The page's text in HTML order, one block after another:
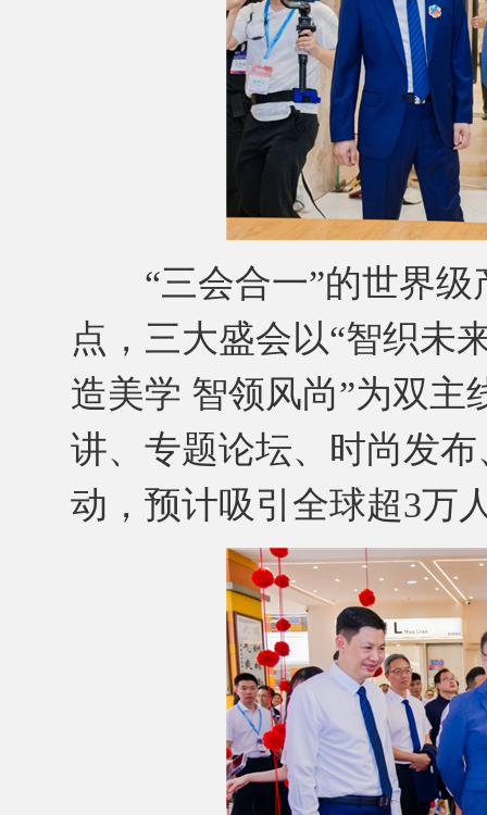
“三会合一”的世界级
点，三大盛会以“智织未
造美学 智领风尚”为双主
讲、专题论坛、时尚发
动，预计吸引全球超3万